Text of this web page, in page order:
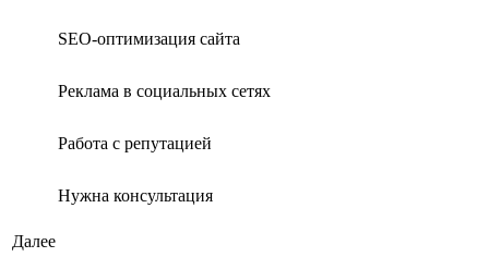
SEO-оптимизация сайта
Реклама в социальных сетях
Работа с репутацией
Нужна консультация
Далее